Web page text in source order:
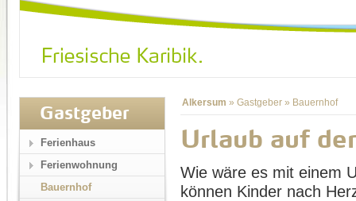
Alkersum » Gastgeber » Bauernhof
Urlaub auf
Wie wäre es mit einem
können Kinder nach
Gastgeber
Ferienhaus
Ferienwohnung
Bauernhof